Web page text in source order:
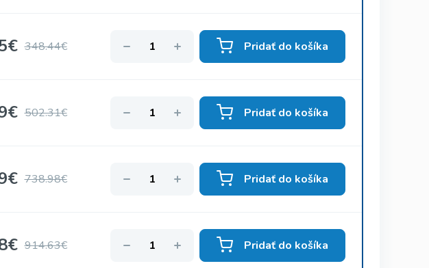
€ 348.44€ Pridať do košíka
€ 502.31€ Pridať do košíka
€ 738.98€ Pridať do košíka
€ 914.63€ Pridať do košíka